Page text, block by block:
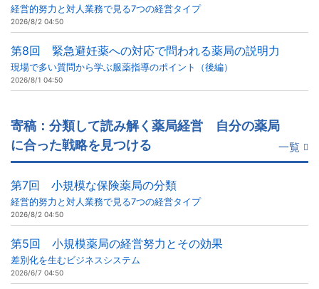
経営的努力と対人業務で見る7つの経営タイプ
2026/8/2 04:50
第8回 緊急避妊薬への対応で問われる薬局の説明力
現場で多い質問から学ぶ服薬指導のポイント（後編）
2026/8/1 04:50
寄稿：分類して読み解く薬局経営 自分の薬局
に合った戦略を見つける
一覧
第7回 小規模な保険薬局の分類
経営的努力と対人業務で見る7つの経営タイプ
2026/8/2 04:50
第5回 小規模薬局の経営努力とその効果
差別化を生むビジネスシステム
2026/6/7 04:50